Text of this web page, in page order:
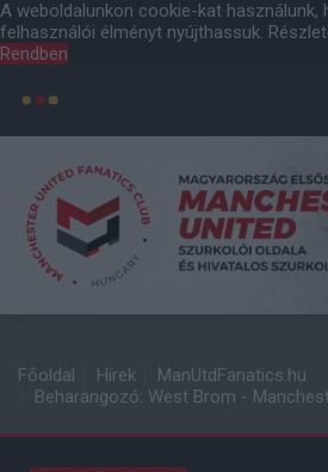
A weboldalunkon cookie-kat használunk,
felhasználói élményt nyújthassuk.
Rendben
Főoldal Hírek
ManUtdFanatics.hu
Beharangozó: West Brom -